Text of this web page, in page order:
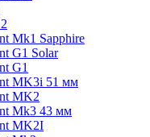
Mk1 Sapphire
G1 Solar
G1
MK3i 51 мм
MK2
Mk3 43 мм
MK2I